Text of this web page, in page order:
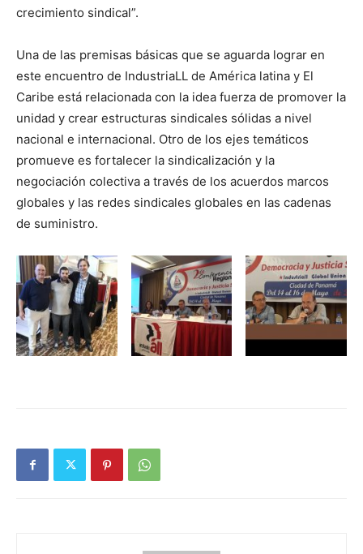
crecimiento sindical”.
Una de las premisas básicas que se aguarda lograr en
este encuentro de IndustriaLL de América latina y El
Caribe está relacionada con la idea fuerza de promover la
unidad y crear estructuras sindicales sólidas a nivel
nacional e internacional. Otro de los ejes temáticos
promueve es fortalecer la sindicalización y la
negociación colectiva a través de los acuerdos marcos
globales y las redes sindicales globales en las cadenas
de suministro.